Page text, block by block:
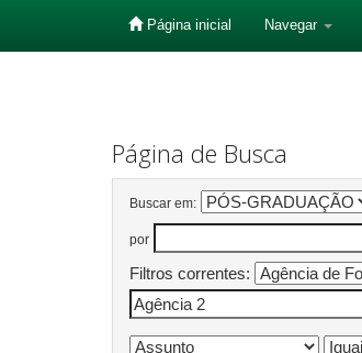
Página inicial Navegar
Página de Busca
Buscar em:
por
Filtros correntes: